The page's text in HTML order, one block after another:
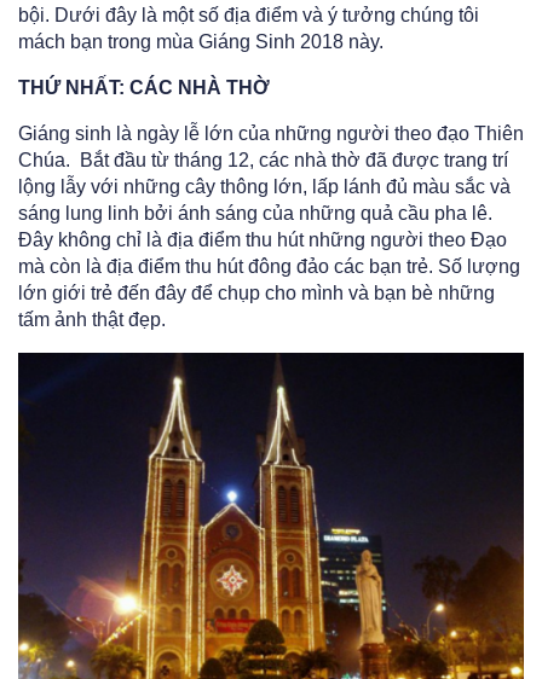
bội. Dưới đây là một số địa điểm và ý tưởng chúng tôi
mách bạn trong mùa Giáng Sinh 2018 này.
THỨ NHẤT: CÁC NHÀ THỜ
Giáng sinh là ngày lễ lớn của những người theo đạo Thiên
Chúa. Bắt đầu từ tháng 12, các nhà thờ đã được trang trí
lộng lẫy với những cây thông lớn, lấp lánh đủ màu sắc và
sáng lung linh bởi ánh sáng của những quả cầu pha lê.
Đây không chỉ là địa điểm thu hút những người theo Đạo
mà còn là địa điểm thu hút đông đảo các bạn trẻ. Số lượng
lớn giới trẻ đến đây để chụp cho mình và bạn bè những
tấm ảnh thật đẹp.